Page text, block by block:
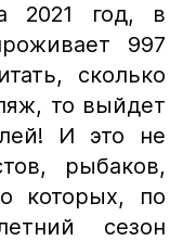
2021 год, в
997
сколько
то выйдет
И это не
рыбаков,
которых, по
сезон